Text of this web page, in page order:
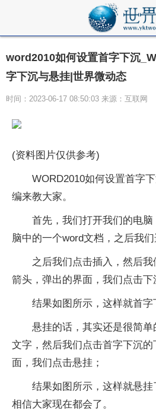
word2010如何设置首字下沉
字下沉与悬挂|世界微动态
时间：2023-06-17 08:50:03 来源：互联网
(资料图片仅供参考)
WORD2010如何设置首字
编来教大家。
首先，我们打开我们的电
脑中的一个word文档，之后我们
之后我们点击插入，然后
箭头，弹出的界面，我们点击下
结果如图所示，这样就首字
悬挂的话，其实还是很简
文字，然后我们点击首字下沉
面，我们点击悬挂；
结果如图所示，这样就悬挂
相信大家现在都会了。